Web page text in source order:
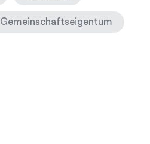
Gemeinschaftseigentum